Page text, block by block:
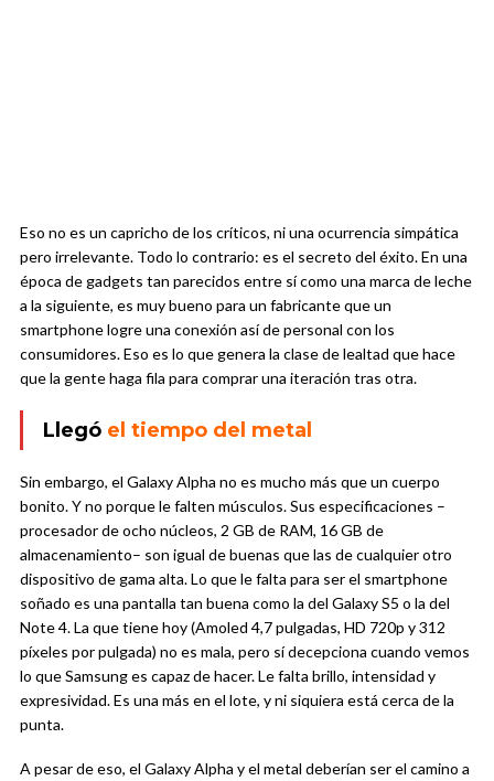
Eso no es un capricho de los críticos, ni una ocurrencia simpática
pero irrelevante. Todo lo contrario: es el secreto del éxito. En una
época de gadgets tan parecidos entre sí como una marca de leche
a la siguiente, es muy bueno para un fabricante que un
smartphone logre una conexión así de personal con los
consumidores. Eso es lo que genera la clase de lealtad que hace
que la gente haga fila para comprar una iteración tras otra.
Llegó el tiempo del metal
Sin embargo, el Galaxy Alpha no es mucho más que un cuerpo
bonito. Y no porque le falten músculos. Sus especificaciones –
procesador de ocho núcleos, 2 GB de RAM, 16 GB de
almacenamiento– son igual de buenas que las de cualquier otro
dispositivo de gama alta. Lo que le falta para ser el smartphone
soñado es una pantalla tan buena como la del Galaxy S5 o la del
Note 4. La que tiene hoy (Amoled 4,7 pulgadas, HD 720p y 312
píxeles por pulgada) no es mala, pero sí decepciona cuando vemos
lo que Samsung es capaz de hacer. Le falta brillo, intensidad y
expresividad. Es una más en el lote, y ni siquiera está cerca de la
punta.
A pesar de eso, el Galaxy Alpha y el metal deberían ser el camino a